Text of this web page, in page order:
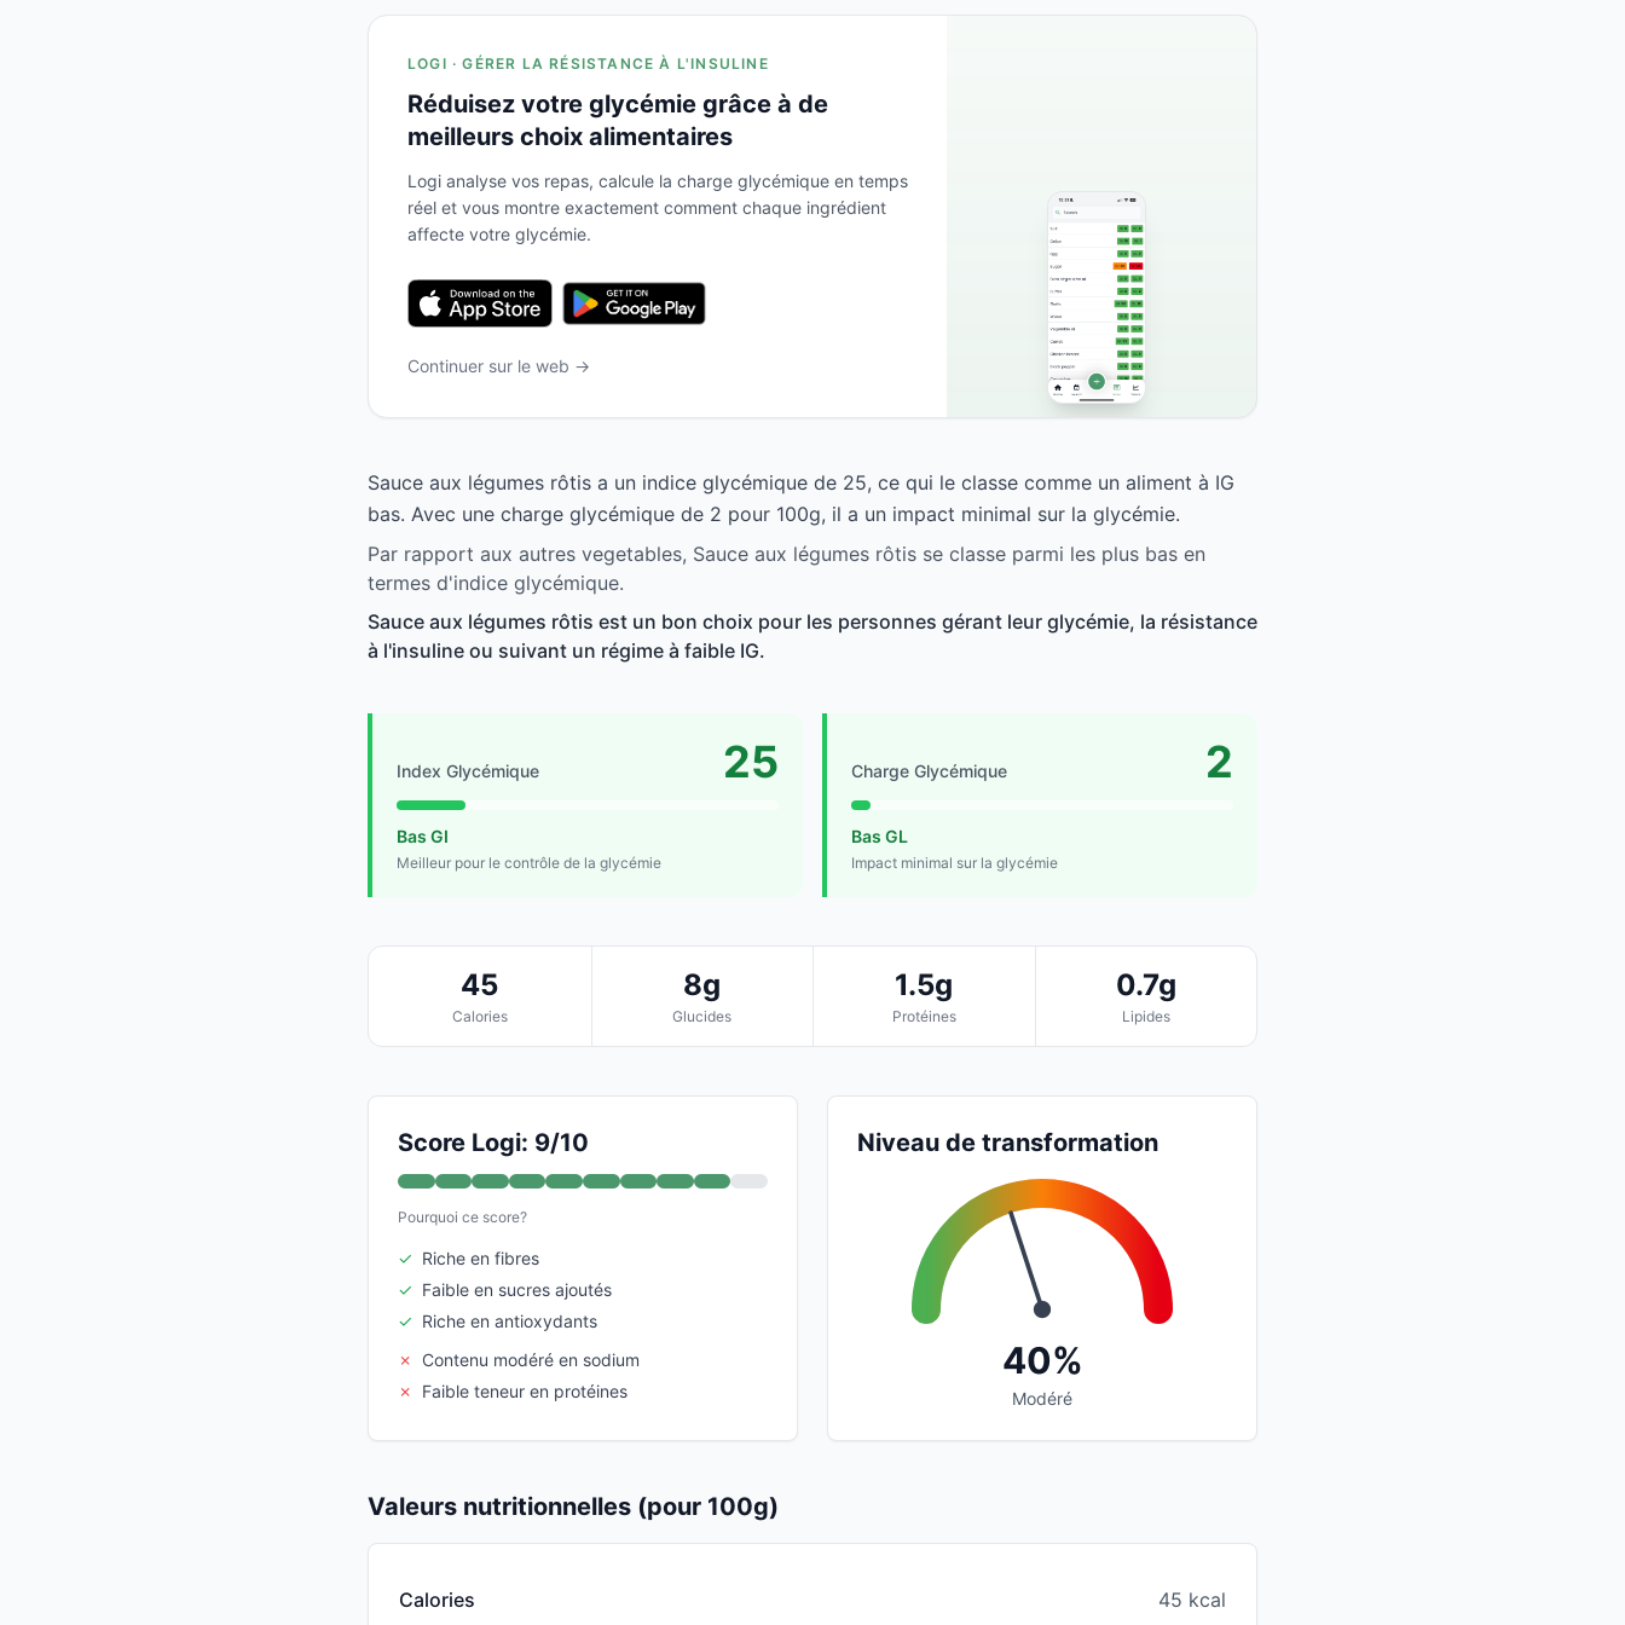
LOGI · GÉRER LA RÉSISTANCE À L'INSULINE
Réduisez votre glycémie grâce à de
meilleurs choix alimentaires
Logi analyse vos repas, calcule la charge glycémique en temps
réel et vous montre exactement comment chaque ingrédient
affecte votre glycémie.
Continuer sur le web →
Sauce aux légumes rôtis a un indice glycémique de 25, ce qui le classe comme un aliment à IG
bas. Avec une charge glycémique de 2 pour 100g, il a un impact minimal sur la glycémie.
Par rapport aux autres vegetables, Sauce aux légumes rôtis se classe parmi les plus bas en
termes d'indice glycémique.
Sauce aux légumes rôtis est un bon choix pour les personnes gérant leur glycémie, la résistance
à l'insuline ou suivant un régime à faible IG.
Index Glycémique 25
Bas GI
Meilleur pour le contrôle de la glycémie
Charge Glycémique 2
Bas GL
Impact minimal sur la glycémie
45
Calories
8g
Glucides
1.5g
Protéines
0.7g
Lipides
Score Logi: 9/10
Pourquoi ce score?
✓ Riche en fibres
✓ Faible en sucres ajoutés
✓ Riche en antioxydants
✗
Contenu modéré en sodium
✗
Faible teneur en protéines
Niveau de transformation
40%
Modéré
Valeurs nutritionnelles (pour 100g)
Calories 45 kcal